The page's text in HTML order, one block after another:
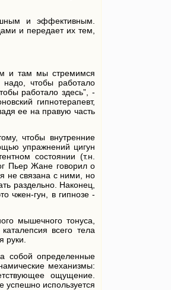
и эффективным.
и передает их тем,
и там мы стремимся
надо, чтобы работало
работало здесь”, -
гипнотерапевт,
ее на правую часть
чтобы внутренние
упражнений цигун
состоянии (т.н.
Пьер Жане говорил о
не связана с ними, но
раздельно. Наконец,
чжен-гун, в гипнозе -
мышечного тонуса,
всего тела
руки.
собой определенные
механизмы:
ощущение.
успешно используется